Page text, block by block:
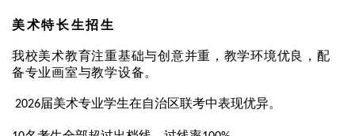
美术特长生招生
我校美术教育注重基础与创意并重，教学环境优良，配
备专业画室与教学设备。
2026届美术专业学生在自治区联考中表现优异。